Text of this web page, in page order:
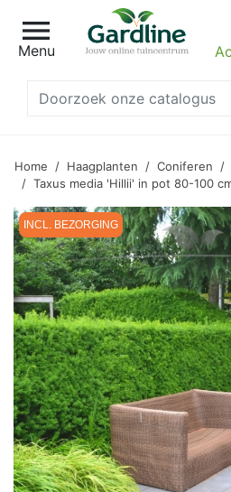

Menu
Home Haagplanten Coniferen
Taxus media 'Hillii' in pot 80-100
INCL. BEZORGING